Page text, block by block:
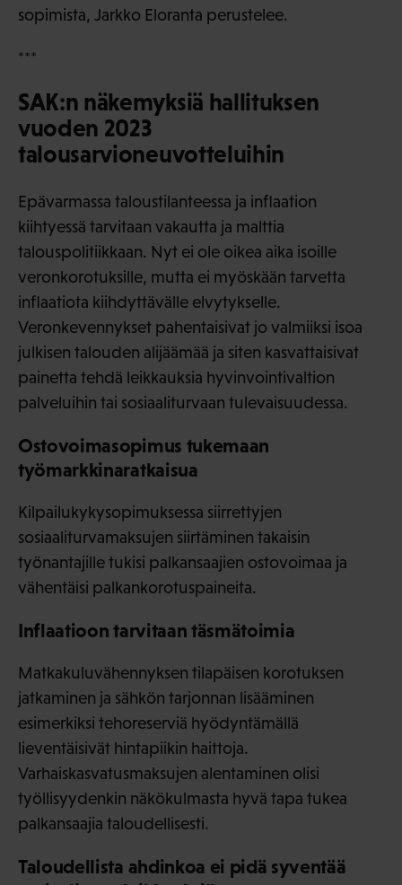
sopimista, Jarkko Eloranta perustelee.
***
SAK:n näkemyksiä hallituksen
vuoden 2023
talousarvioneuvotteluihin
Epävarmassa taloustilanteessa ja inflaation
kiihtyessä tarvitaan vakautta ja malttia
talouspolitiikkaan. Nyt ei ole oikea aika isoille
veronkorotuksille, mutta ei myöskään tarvetta
inflaatiota kiihdyttävälle elvytykselle.
Veronkevennykset pahentaisivat jo valmiiksi isoa
julkisen talouden alijäämää ja siten kasvattaisivat
painetta tehdä leikkauksia hyvinvointivaltion
palveluihin tai sosiaaliturvaan tulevaisuudessa.
Ostovoimasopimus tukemaan
työmarkkinaratkaisua
Kilpailukykysopimuksessa siirrettyjen
sosiaaliturvamaksujen siirtäminen takaisin
työnantajille tukisi palkansaajien ostovoimaa ja
vähentäisi palkankorotuspaineita.
Inflaatioon tarvitaan täsmätoimia
Matkakuluvähennyksen tilapäisen korotuksen
jatkaminen ja sähkön tarjonnan lisääminen
esimerkiksi tehoreserviä hyödyntämällä
lieventäisivät hintapiikin haittoja.
Varhaiskasvatusmaksujen alentaminen olisi
työllisyydenkin näkökulmasta hyvä tapa tukea
palkansaajia taloudellisesti.
Taloudellista ahdinkoa ei pidä syventää